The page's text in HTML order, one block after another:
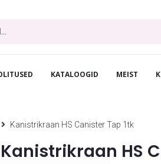
KATALOOGID MEIST
Kanistrikraan HS Canister Tap 1tk
Kanistrikraan HS